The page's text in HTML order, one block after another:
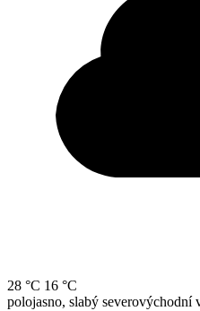
28 °C 16 °C
polojasno, slabý severovýchodní